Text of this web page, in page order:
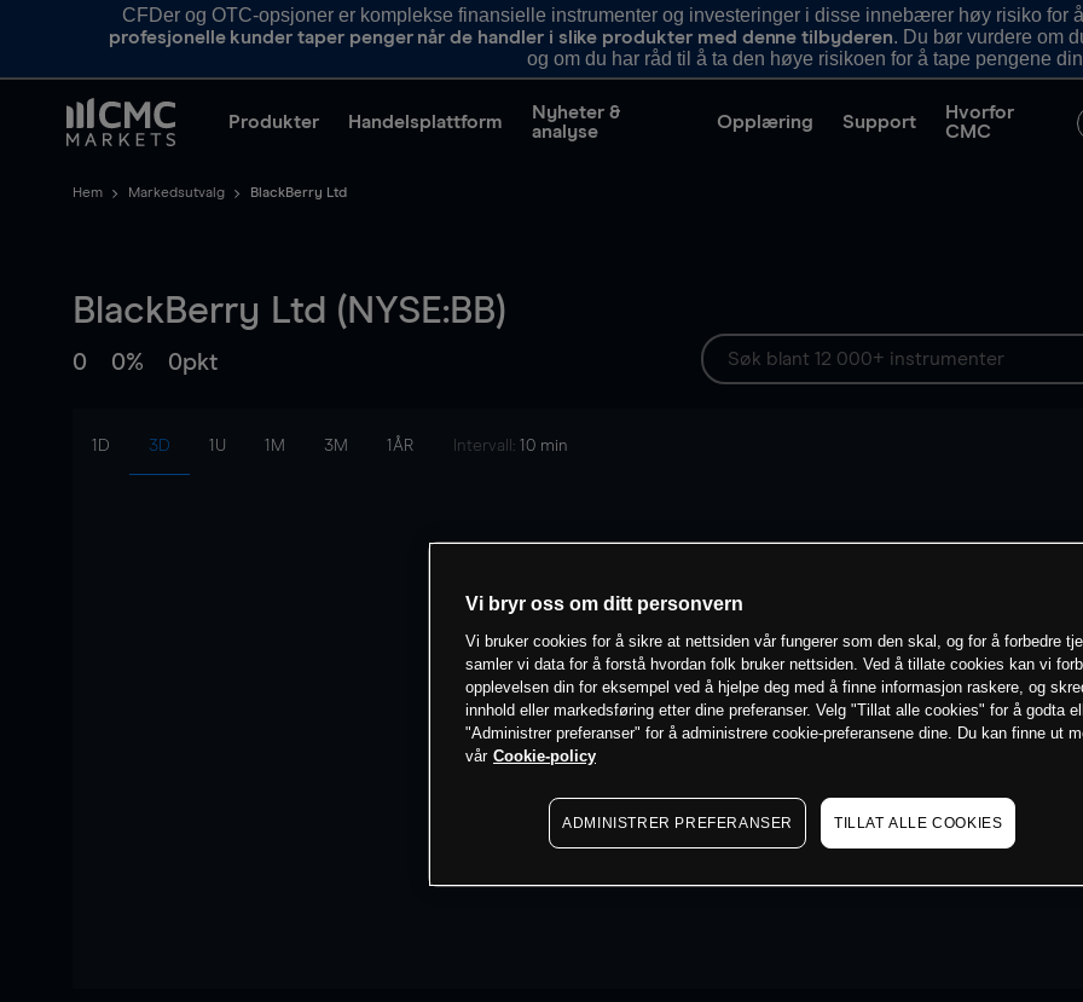
CFDer og OTC-opsjoner er komplekse finansielle instrumenter og investeringer i disse innebærer høy risiko for
profesjonelle kunder taper penger når de handler i slike produkter med denne tilbyderen. Du bør vurdere om
og om du har råd til å ta den høye risikoen for å tape pengene
Produkter Handelsplattform
Nyheter &
analyse
Opplæring Support
Hvorfor
CMC
Hem Markedsutvalg BlackBerry Ltd
BlackBerry Ltd (NYSE:BB)
0 0% 0pkt
1D 3D 1U 1M 3M 1ÅR Intervall: 10 min
Vi bryr oss om ditt personvern
Vi bruker cookies for å sikre at nettsiden vår fungerer som den skal, og for å forbedre
samler vi data for å forstå hvordan folk bruker nettsiden. Ved å tillate cookies kan vi
opplevelsen din for eksempel ved å hjelpe deg med å finne informasjon raskere, og
innhold eller markedsføring etter dine preferanser. Velg "Tillat alle cookies" for å godta
"Administrer preferanser" for å administrere cookie-preferansene dine. Du kan finne ut
vår Cookie-policy
ADMINISTRER PREFERANSER TILLAT ALLE COOKIES